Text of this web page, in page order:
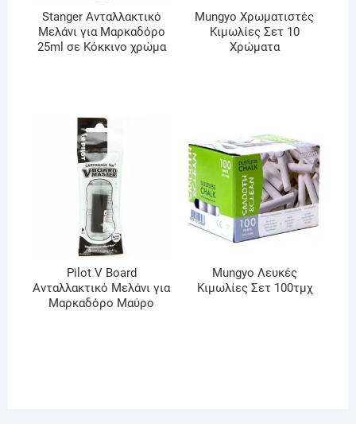
Stanger Ανταλλακτικό
Μελάνι για Μαρκαδόρο
25ml σε Κόκκινο χρώμα
Mungyo Χρωματιστές
Κιμωλίες Σετ 10
Χρώματα
Pilot V Board
Ανταλλακτικό Μελάνι για
Μαρκαδόρο Μαύρο
Mungyo Λευκές
Κιμωλίες Σετ 100τμχ